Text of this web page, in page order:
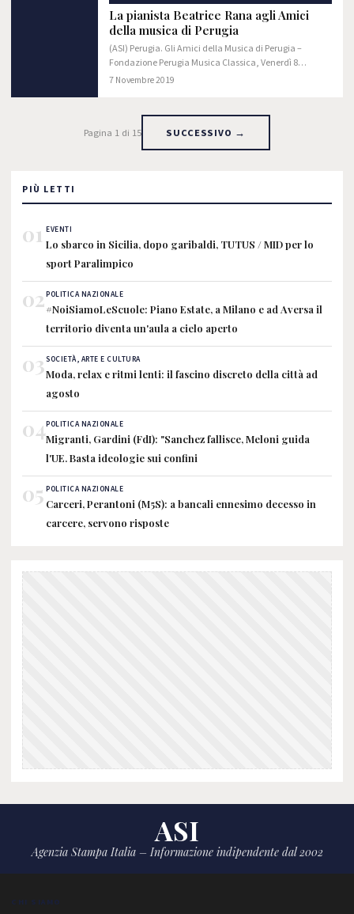
La pianista Beatrice Rana agli Amici
della musica di Perugia
(ASI) Perugia. Gli Amici della Musica di Perugia –
Fondazione Perugia Musica Classica, Venerdì 8
novembre 2019 alle ore 20:30 presso il Teatro Morlacchi
7 Novembre 2019
Pagina 1 di 15 SUCCESSIVO →
PIÙ LETTI
01 EVENTI
Lo sbarco in Sicilia, dopo garibaldi, TUTUS / MID per lo
sport Paralimpico
02POLITICA NAZIONALE
#NoiSiamoLeScuole: Piano Estate, a Milano e ad Aversa il
territorio diventa un'aula a cielo aperto
03SOCIETÀ, ARTE E CULTURA
Moda, relax e ritmi lenti: il fascino discreto della città ad
agosto
04POLITICA NAZIONALE
Migranti, Gardini (FdI): "Sanchez fallisce, Meloni guida
l'UE. Basta ideologie sui confini
05 POLITICA NAZIONALE
Carceri, Perantoni (M5S): a bancali ennesimo decesso in
carcere, servono risposte
ASI
Agenzia Stampa Italia – Informazione indipendente dal 2002
CHI SIAMO